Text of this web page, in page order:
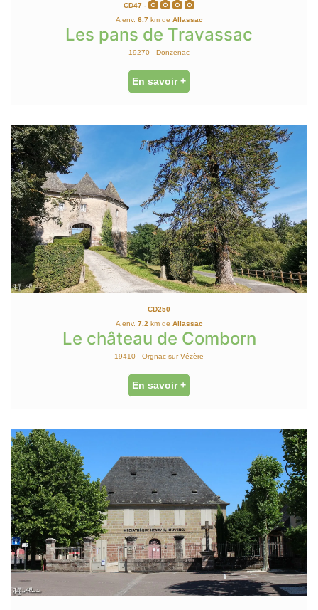
CD47 -
A env. 6.7km de Allassac
Les pans de Travassac
19270 - Donzenac
En savoir +
CD250
A env. 7.2 km de Allassac
Le château de Comborn
19410 - Orgnac-sur-Vézère
En savoir +